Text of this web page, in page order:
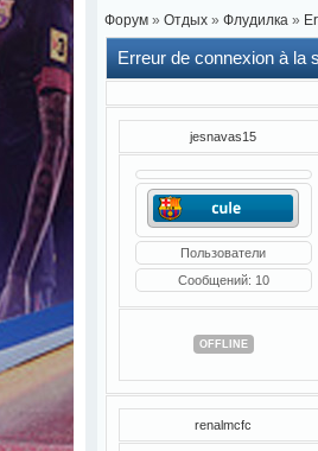
Форум » Отдых » Флудилка »
Erreur de connexion à la
jesnavas15
Пользователи
Сообщений: 10
OFFLINE
renalmcfc